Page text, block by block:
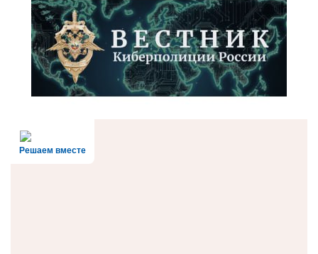
Решаем вместе